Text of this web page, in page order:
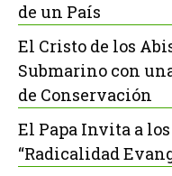
de un País
El Cristo de los
Submarino con
de Conservación
El Papa Invita a
“Radicalidad